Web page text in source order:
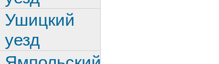
Ушицкий
уезд